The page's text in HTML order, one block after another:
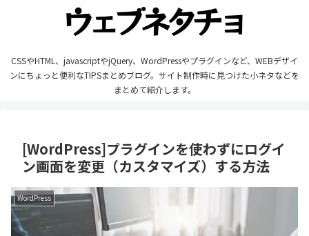
CSSやHTML、javascriptやjQuery、WordPressやプラグインなど、WEBデザイ
ンにちょっと便利なTIPSまとめブログ。サイト制作時に見つけた小ネタなどを
まとめて紹介します。
[WordPress]プラグインを使わずにログイ
ン画面を変更（カスタマイズ）する方法
WordPress